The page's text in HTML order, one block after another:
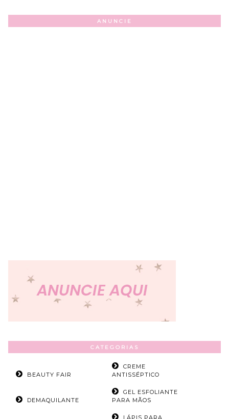
ANUNCIE
CATEGORIAS
BEAUTY FAIR
CREME
ANTISSÉPTICO
DEMAQUILANTE
GEL ESFOLIANTE
PARA MÃOS